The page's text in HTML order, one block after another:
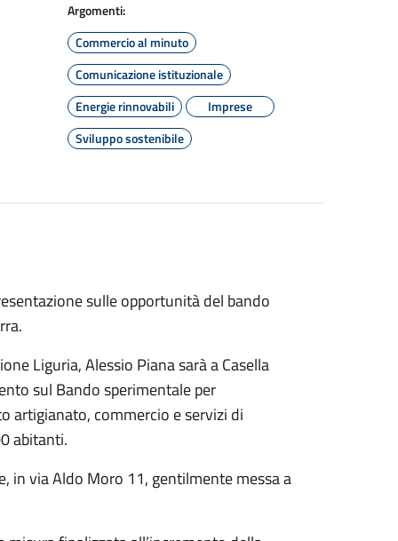
Argomenti:
Commercio al minuto
Comunicazione istituzionale
Energie rinnovabili
Imprese
Sviluppo sostenibile
sulle opportunità del bando
Liguria, Alessio Piana sarà a Casella
sul Bando sperimentale per
artigianato, commercio e servizi di
abitanti.
in via Aldo Moro 11, gentilmente messa a